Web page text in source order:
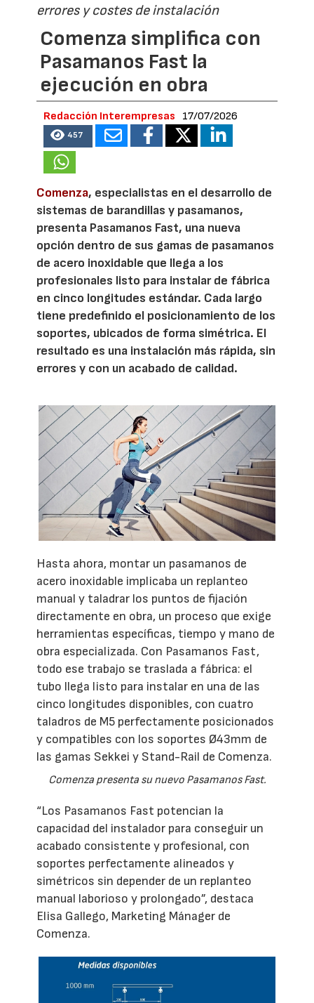
errores y costes de instalación
Comenza simplifica con
Pasamanos Fast la
ejecución en obra
Redacción Interempresas 17/07/2026
457
Comenza, especialistas en el desarrollo de
sistemas de barandillas y pasamanos,
presenta Pasamanos Fast, una nueva
opción dentro de sus gamas de pasamanos
de acero inoxidable que llega a los
profesionales listo para instalar de fábrica
en cinco longitudes estándar. Cada largo
tiene predefinido el posicionamiento de los
soportes, ubicados de forma simétrica. El
resultado es una instalación más rápida, sin
errores y con un acabado de calidad.
Hasta ahora, montar un pasamanos de
acero inoxidable implicaba un replanteo
manual y taladrar los puntos de fijación
directamente en obra, un proceso que exige
herramientas específicas, tiempo y mano de
obra especializada. Con Pasamanos Fast,
todo ese trabajo se traslada a fábrica: el
tubo llega listo para instalar en una de las
cinco longitudes disponibles, con cuatro
taladros de M5 perfectamente posicionados
y compatibles con los soportes Ø43mm de
las gamas Sekkei y Stand-Rail de Comenza.
Comenza presenta su nuevo Pasamanos Fast.
“Los Pasamanos Fast potencian la
capacidad del instalador para conseguir un
acabado consistente y profesional, con
soportes perfectamente alineados y
simétricos sin depender de un replanteo
manual laborioso y prolongado”, destaca
Elisa Gallego, Marketing Mánager de
Comenza.